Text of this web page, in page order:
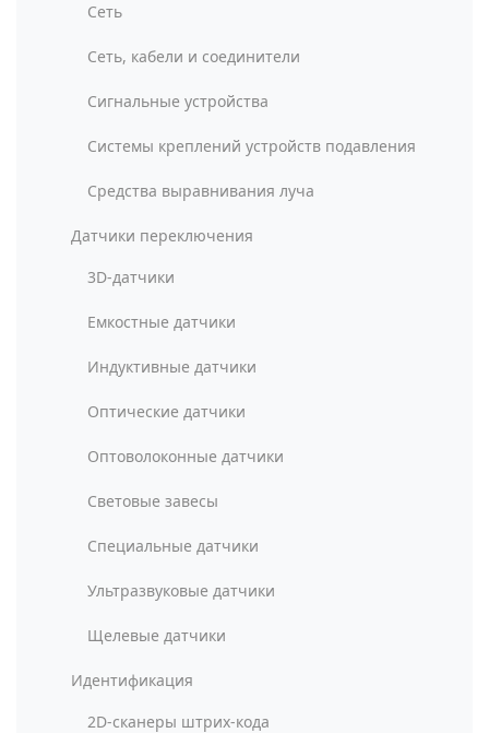
Сеть
Сеть, кабели и соединители
Сигнальные устройства
Системы креплений устройств подавления
Средства выравнивания луча
Датчики переключения
3D-датчики
Емкостные датчики
Индуктивные датчики
Оптические датчики
Оптоволоконные датчики
Световые завесы
Специальные датчики
Ультразвуковые датчики
Щелевые датчики
Идентификация
2D-сканеры штрих-кода